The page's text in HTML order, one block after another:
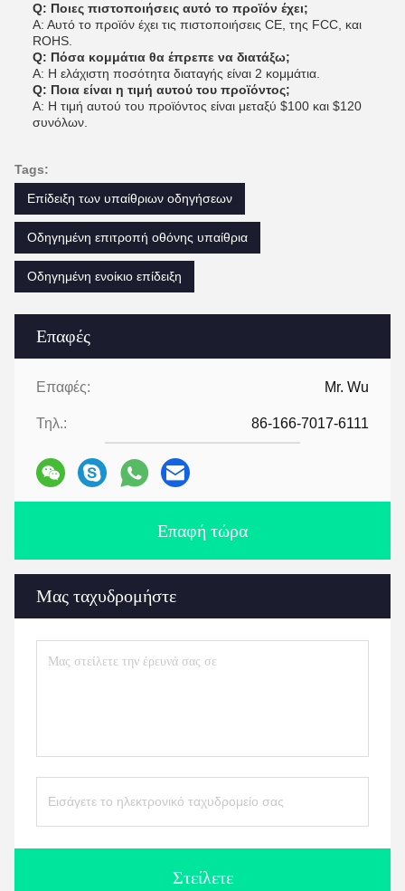
Επαφές
Επαφές: Mr. Wu
Τηλ.: 86-166-7017-6111
Επαφή τώρα
Μας ταχυδρομήστε
Στείλετε
Q: Ποιες πιστοποιήσεις αυτό το προϊόν έχει;
Α: Αυτό το προϊόν έχει τις πιστοποιήσεις CE, της FCC, και
ROHS.
Q: Πόσα κομμάτια θα έπρεπε να διατάξω;
Α: Η ελάχιστη ποσότητα διαταγής είναι 2 κομμάτια.
Q: Ποια είναι η τιμή αυτού του προϊόντος;
Α: Η τιμή αυτού του προϊόντος είναι μεταξύ $100 και $120
συνόλων.
Tags:
Επίδειξη των υπαίθριων οδηγήσεων
Οδηγημένη επιτροπή οθόνης υπαίθρια
Οδηγημένη ενοίκιο επίδειξη